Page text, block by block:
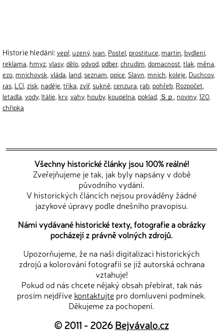
Historie hledání:vepř, uzený, ivan Postel prostituce martin bydlení
reklama hmyz vlasy, dělo odvod odber, chrudim domacnost tlak měna
ezo mnichovsk vláda land seznam opice Slavn mnich koleje Duchcov,
ras LCI zisk naděje třika zvíř, sukně cenzura rab pohřeb Rozpočet
letadla vody, Itálie krv, vahy, houby, koupelna poklad Ｓｐ noviny, 120
chřipka
Všechny historické články jsou 100% reálné!
Zveřejňujeme je tak, jak byly napsány v době
původního vydání.
V historických článcích nejsou prováděny žádné
jazykové úpravy podle dnešního pravopisu.
Námi vydávané historické texty, fotografie a obrázky
pocházejí z právně volných zdrojů.
Upozorňujeme, že na naši digitalizaci historických
zdrojů a kolorování fotografií se již autorská ochrana
vztahuje!
Pokud od nás chcete nějaký obsah přebírat, tak nás
prosím nejdříve kontaktujte pro domluvení podmínek.
Děkujeme za pochopení.
© 2011 - 2026Bejvávalo.cz